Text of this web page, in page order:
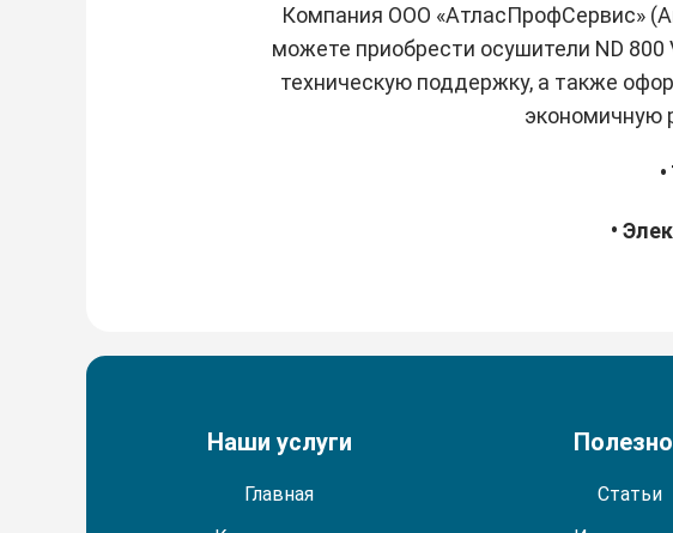
Компания ООО «АтласПрофСервис»
можете приобрести осушители ND 800
техническую поддержку, а также
экономичную
•
Наши услуги
Главная
Статьи